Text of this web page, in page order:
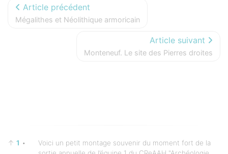
Article précédent
Mégalithes et Néolithique armoricain
Article suivant
Monteneuf. Le site des Pierres droites
↑ 1 •
Voici un petit montage souvenir du moment fort de la